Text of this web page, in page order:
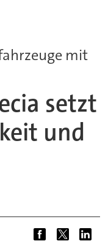
mit
setzt
und